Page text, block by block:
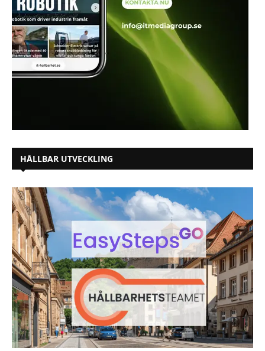
HÅLLBAR UTVECKLING